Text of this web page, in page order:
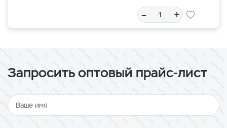
– +
Запросить оптовый прайс-лист